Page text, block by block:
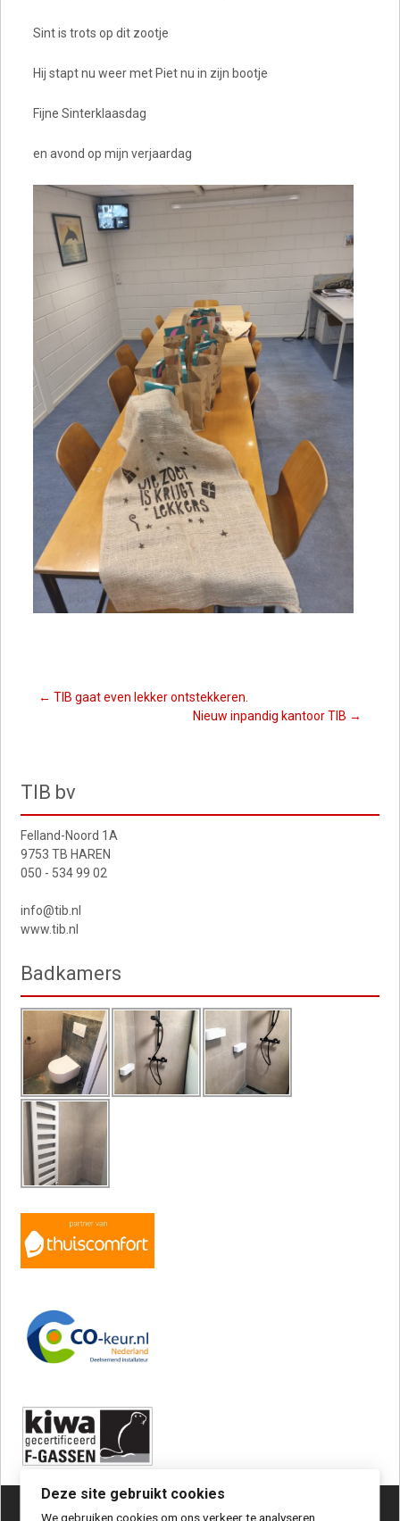
Sint is trots op dit zootje
Hij stapt nu weer met Piet nu in zijn bootje
Fijne Sinterklaasdag
en avond op mijn verjaardag
Berichten
← TIB gaat even lekker ontstekkeren.
Nieuw inpandig kantoor TIB →
TIB bv
Felland-Noord 1A
9753 TB HAREN
050 - 534 99 02
info@tib.nl
www.tib.nl
Badkamers
Deze site gebruikt cookies
We gebruiken cookies om ons verkeer te analyseren,